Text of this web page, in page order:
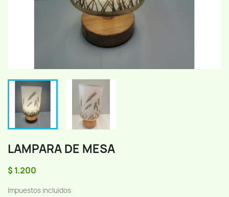
LAMPARA DE MESA
$ 1.200
Impuestos incluidos